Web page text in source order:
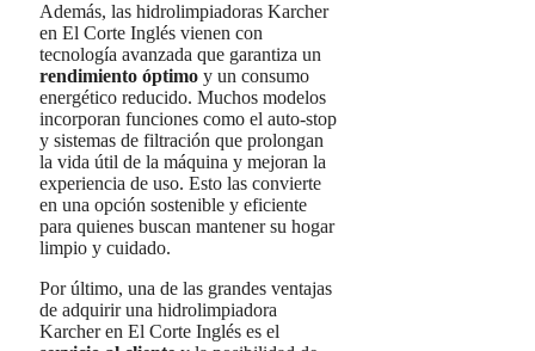
Además, las hidrolimpiadoras Karcher
en El Corte Inglés vienen con
tecnología avanzada que garantiza un
rendimiento óptimo y un consumo
energético reducido. Muchos modelos
incorporan funciones como el auto-stop
y sistemas de filtración que prolongan
la vida útil de la máquina y mejoran la
experiencia de uso. Esto las convierte
en una opción sostenible y eficiente
para quienes buscan mantener su hogar
limpio y cuidado.
Por último, una de las grandes ventajas
de adquirir una hidrolimpiadora
Karcher en El Corte Inglés es el